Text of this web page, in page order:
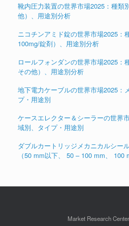
靴内圧力装置の世界市場2025：種類
他）、用途別分析
ニコチンアミド錠の世界市場2025：
100mg/錠剤）、用途別分析
ロールフォンダンの世界市場2025：
その他）、用途別分析
地下電力ケーブルの世界市場2025：
プ・用途別
ケースエレクター＆シーラーの世界
域別、タイプ・用途別
ダブルカートリッジメカニカルシー
（50 mm以下、 50 – 100 mm、
Market Research